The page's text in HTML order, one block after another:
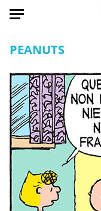
HOME
Italia
Mondo
Politica
Tecnologia
Internet
Scienza
Cultura
PEANUTS